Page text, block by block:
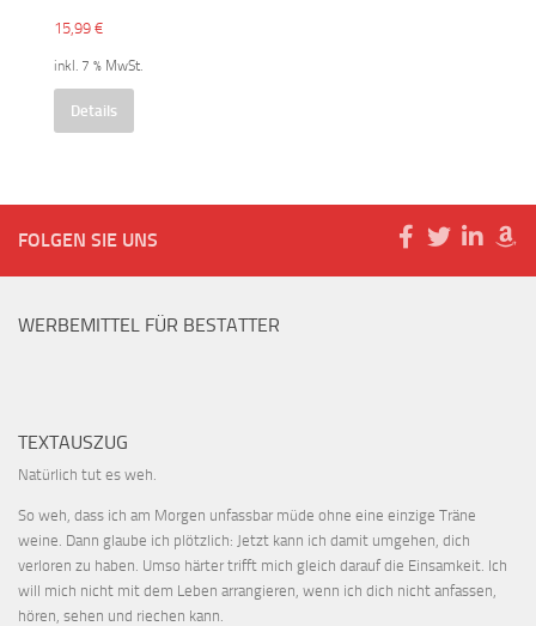
15,99 €
inkl. 7 % MwSt.
Details
FOLGEN SIE UNS
WERBEMITTEL FÜR BESTATTER
TEXTAUSZUG
Natürlich tut es weh.
So weh, dass ich am Morgen unfassbar müde ohne eine einzige Träne
weine. Dann glaube ich plötzlich: Jetzt kann ich damit umgehen, dich
verloren zu haben. Umso härter trifft mich gleich darauf die Einsamkeit. Ich
will mich nicht mit dem Leben arrangieren, wenn ich dich nicht anfassen,
hören, sehen und riechen kann.